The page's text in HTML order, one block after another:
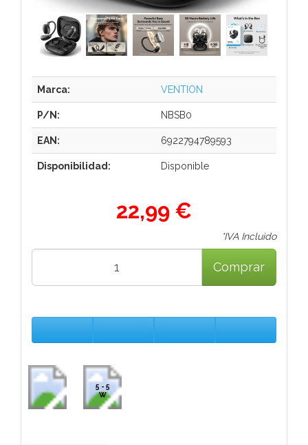
Marca: VENTION
P/N: NBSB0
EAN: 6922794789593
Disponibilidad: Disponible
22,99 €
*IVA Incluido
Comprar
5 - 5
W